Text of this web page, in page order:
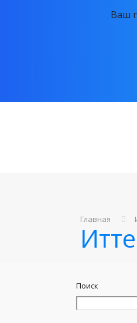
Ваш
Главная
Поиск